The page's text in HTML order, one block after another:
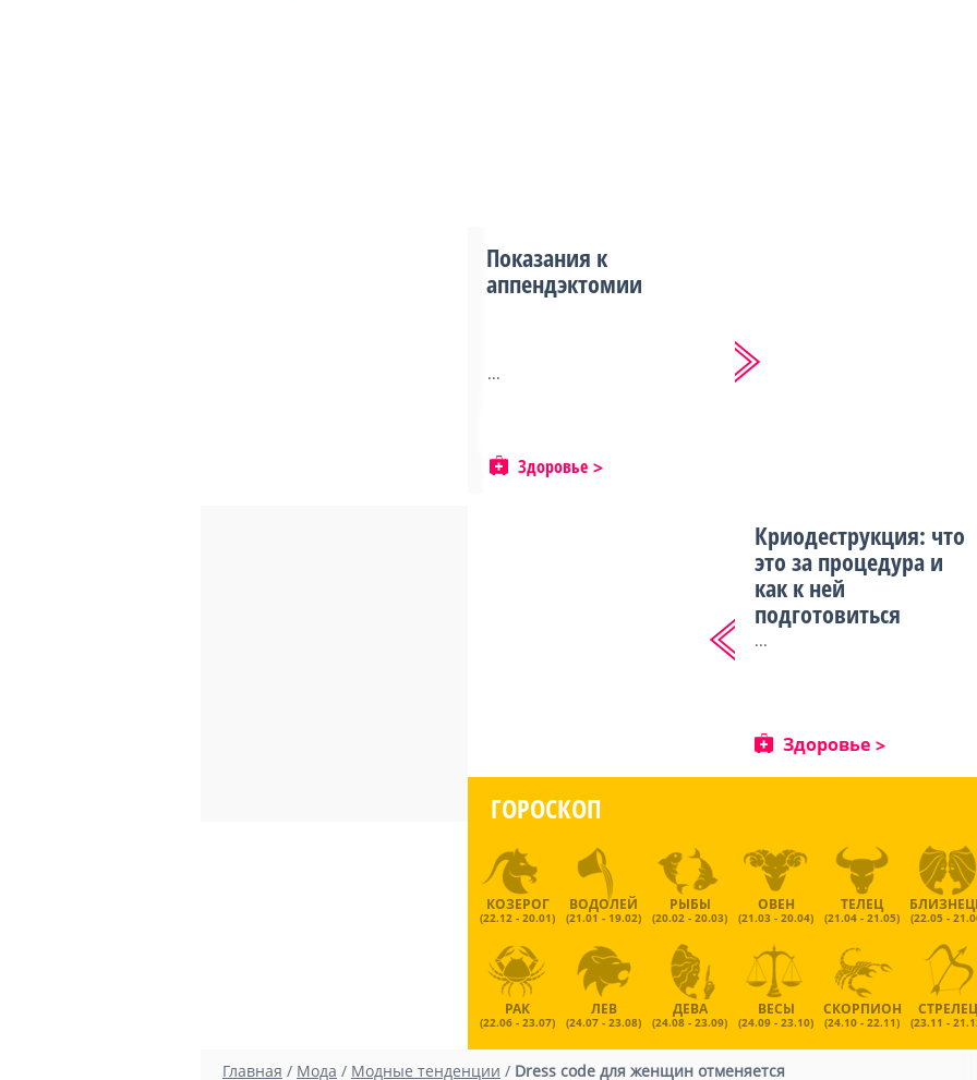
Показания к
аппендэктомии
...
Здоровье
Криодеструкция: что
это за процедура и
как к ней
подготовиться
...
Здоровье
ГОРОСКОП
КОЗЕРОГ
(22.12 - 20.01)
ВОДОЛЕЙ
(21.01 - 19.02)
РЫБЫ
(20.02 - 20.03)
ОВЕН
(21.03 - 20.04)
ТЕЛЕЦ
(21.04 - 21.05) (22.05 -
РАК
(22.06 - 23.07)
ЛЕВ
(24.07 - 23.08)
ДЕВА
(24.08 - 23.09)
ВЕСЫ
(24.09 - 23.10)
СКОРПИОН
(24.10 - 22.11)
СТРЕЛЕЦ
(23.11 -
Главная / Мода / Модные тенденции / Dress code для женщин отменяется